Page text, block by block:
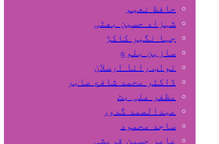
حافظ نعیم
شہزاد حسین بھٹی
جہا نگیر کاکڑ
سازین بلوچ
نواب رانا ارسلان
ڈاکٹر محمد شافع صابر
مظفر علی بٹ
عبدالصمد گدور
ساجد محمود
عامر حسین قریشی